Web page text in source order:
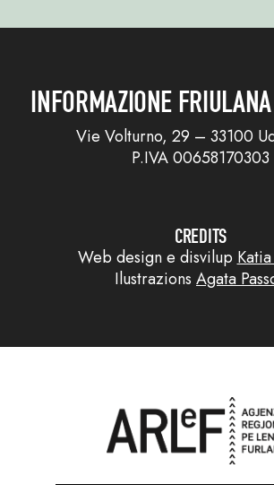
INFORMAZIONE
Vie Volturno, 29 – 33100
P.IVA 00658170303
CREDITS
Web design e disvilup
Ilustrazions Agata